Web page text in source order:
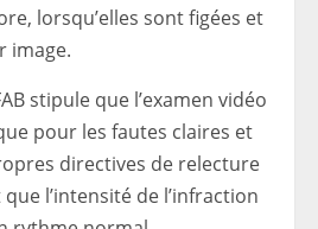
lorsqu’elles sont figées et
image.
stipule que l’examen vidéo
pour les fautes claires et
directives de relecture
l’intensité de l’infraction